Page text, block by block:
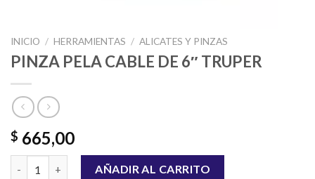
INICIO / HERRAMIENTAS / ALICATES Y PINZAS
PINZA PELA CABLE DE 6″ TRUPER
$ 665,00
PINZA PELA CABLE DE 6" TRUPER cantidad
AÑADIR AL CARRITO